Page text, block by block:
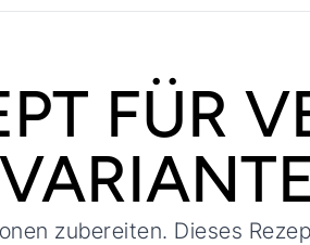
FÜR
zubereiten. Dieses